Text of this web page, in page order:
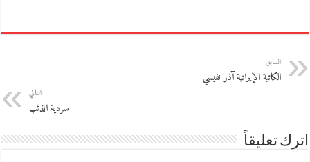
السابق
الكاتبة الإيرانية آذر نفيسي
التالي
سردية الذئب
اترك تعليقاً